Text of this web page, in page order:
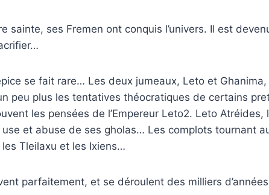
ses Fremen ont conquis l’univers. Il est
se fait rare… Les deux jumeaux, Leto et
peu plus les tentatives théocratiques de certains
les pensées de l’Empereur Leto2. Leto Atréides,
et abuse de ses gholas… Les complots tournant
Tleilaxu et les Ixiens…
parfaitement, et se déroulent des milliers